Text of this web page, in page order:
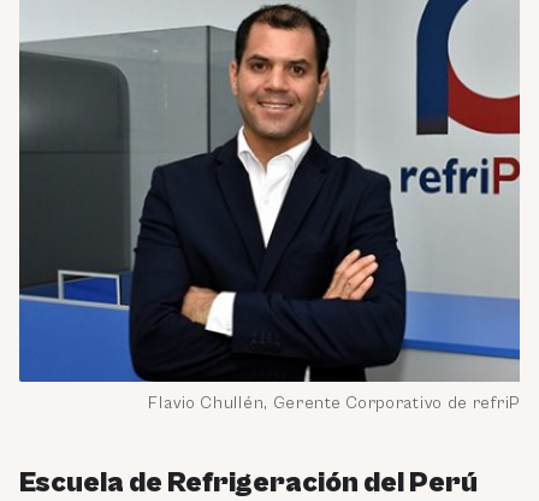
Flavio Chullén, Gerente Corporativo de
Escuela de Refrigeración del Perú